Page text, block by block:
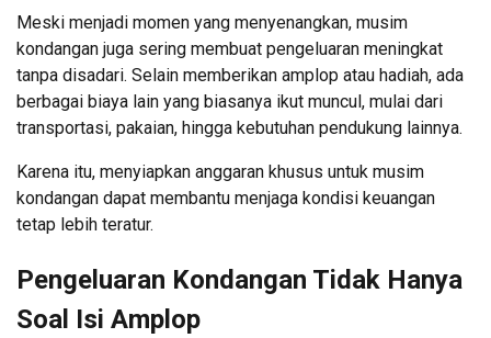
Meski menjadi momen yang menyenangkan, musim
kondangan juga sering membuat pengeluaran meningkat
tanpa disadari. Selain memberikan amplop atau hadiah, ada
berbagai biaya lain yang biasanya ikut muncul, mulai dari
transportasi, pakaian, hingga kebutuhan pendukung lainnya.
Karena itu, menyiapkan anggaran khusus untuk musim
kondangan dapat membantu menjaga kondisi keuangan
tetap lebih teratur.
Pengeluaran Kondangan Tidak Hanya
Soal Isi Amplop